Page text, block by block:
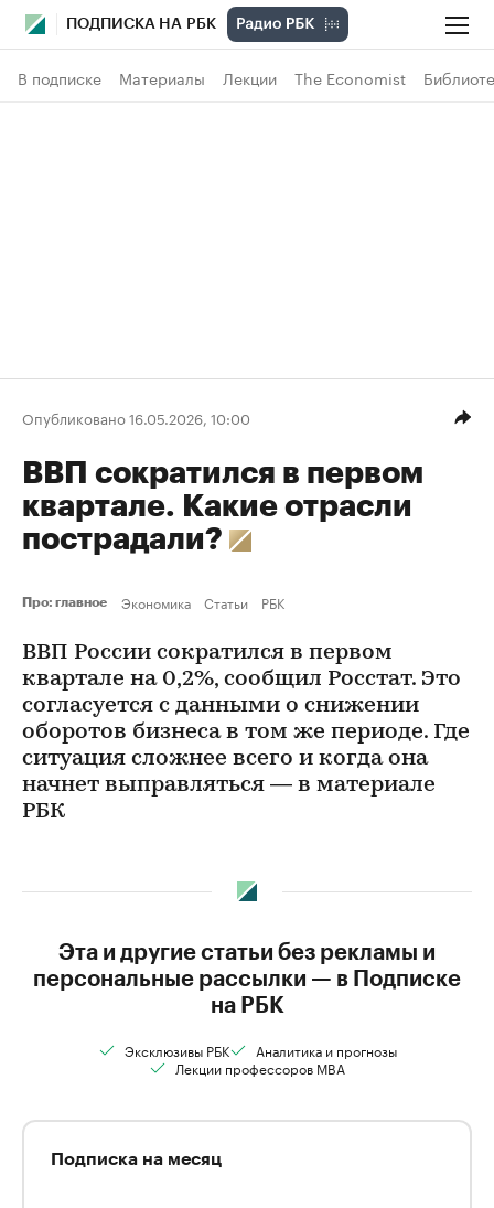
ПОДПИСКА НА РБК
В подписке Материалы Лекции The Economist
Опубликовано 16.05.2026, 10:00
ВВП сократился в первом
квартале. Какие отрасли
пострадали?
Про: главное Экономика Статьи РБК
ВВП России сократился в первом
квартале на 0,2%, сообщил Росстат. Это
согласуется с данными о снижении
оборотов бизнеса в том же периоде. Где
ситуация сложнее всего и когда она
начнет выправляться — в материале
РБК
Эта и другие статьи без рекламы и
персональные рассылки — в Подписке
на РБК
Эксклюзивы РБК
Аналитика и прогнозы
Лекции профессоров MBA
Подписка на месяц